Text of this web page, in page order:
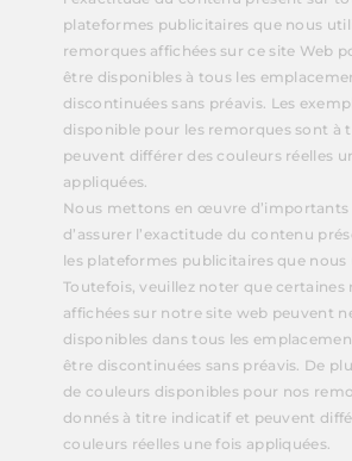
plateformes publicitaires que nous
remorques affichées sur ce site Web
être disponibles à tous les
discontinuées sans préavis. Les
disponible pour les remorques sont à
peuvent différer des couleurs réelles
appliquées.
Nous mettons en œuvre d’importants
d’assurer l’exactitude du contenu
les plateformes publicitaires que nous
Toutefois, veuillez noter que certaines
affichées sur notre site web peuvent
disponibles dans tous les
être discontinuées sans préavis. De
de couleurs disponibles pour nos
donnés à titre indicatif et peuvent
couleurs réelles une fois appliquées.